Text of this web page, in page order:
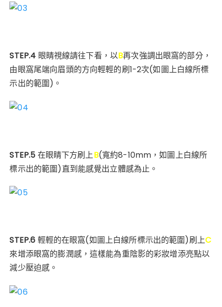
STEP.4 眼睛視線請往下看， 以B再次強調出眼窩的部分，
由眼窩尾端向眉頭的方向輕輕的刷1-2次(如圖上白線所標
示出的範圍) 。
STEP.5 在眼睛下方刷上B(寬約8-10mm，如圖上白線所
標示出的範圍)直到能感覺出立體感為止。
STEP.6 輕輕的在眼窩(如圖上白線所標示出的範圍)刷上C
來增添眼窩的膨潤感，這樣能為重陰影的彩妝增添亮點以
減少壓迫感。